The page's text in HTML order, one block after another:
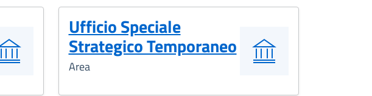
Ufficio Speciale
Strategico Temporaneo
Area